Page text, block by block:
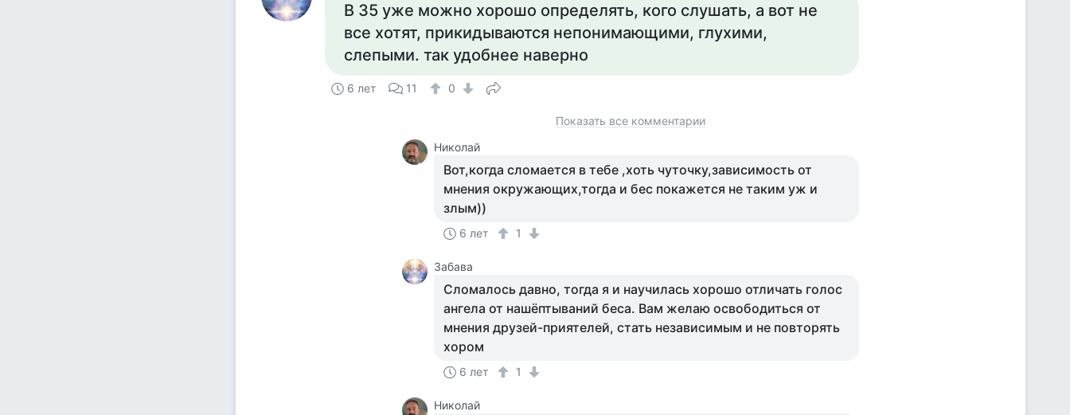
В 35 уже можно хорошо определять, кого слушать, а вот не
все хотят, прикидываются непонимающими, глухими,
слепыми. так удобнее наверно
6 лет 11 0
Показать все комментарии
Николай
Вот,когда сломается в тебе ,хоть чуточку,зависимость от
мнения окружающих,тогда и бес покажется не таким уж и
злым))
6 лет 1
Забава
Сломалось давно, тогда я и научилась хорошо отличать голос
ангела от нашёптываний беса. Вам желаю освободиться от
мнения друзей-приятелей, стать независимым и не повторять
хором
6 лет 1
Николай